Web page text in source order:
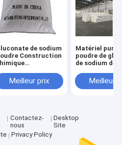
d'érythritol
de sodium
Construction
Additif Qualité
Tech
Meilleur prix
Matériel pur
poudre de
de sodium de
CAS 527-07-1
Meilleur
Contactez-
nous
Desktop
Site
Privacy Policy